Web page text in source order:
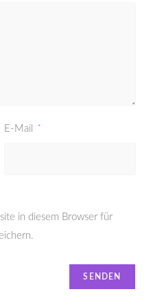
E-Mail *
in diesem Browser für